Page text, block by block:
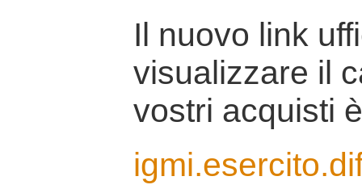
Il nuovo link
visualizzare il
vostri acquisti